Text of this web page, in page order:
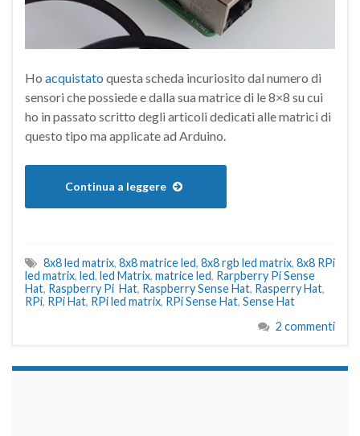
Ho acquistato questa scheda incuriosito dal numero di
sensori che possiede e dalla sua matrice di le 8×8 su cui
ho in passato scritto degli articoli dedicati alle matrici di
questo tipo ma applicate ad Arduino.
Continua a leggere
8x8 led matrix, 8x8 matrice led, 8x8 rgb led matrix, 8x8 RPi
led matrix, led, led Matrix, matrice led, Rarpberry Pi Sense
Hat, Raspberry Pi Hat, Raspberry Sense Hat, Rasperry Hat,
RPi, RPi Hat, RPi led matrix, RPi Sense Hat, Sense Hat
2 commenti